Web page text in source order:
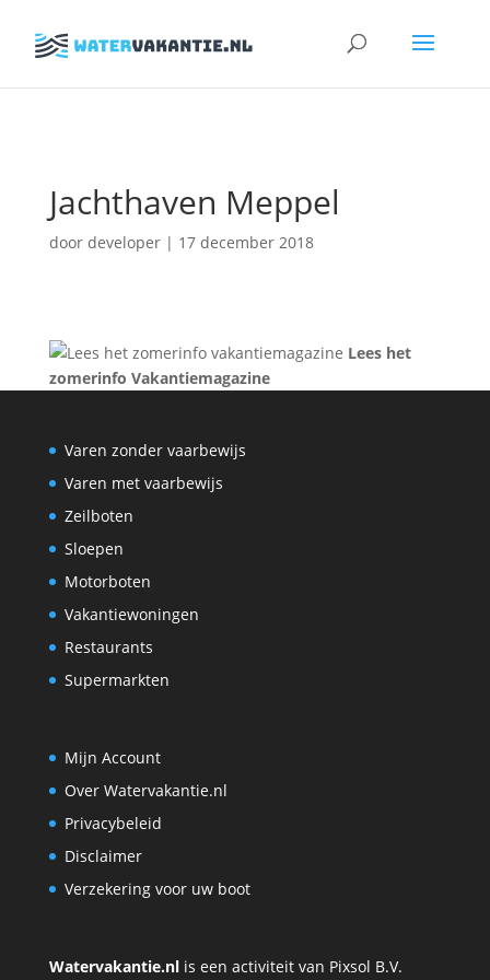
Zoeken
Jachthaven Meppel
door developer| 17 december 2018
Lees het
zomerinfo Vakantiemagazine
Varen zonder vaarbewijs
Varen met vaarbewijs
Zeilboten
Sloepen
Motorboten
Vakantiewoningen
Restaurants
Supermarkten
Mijn Account
Over Watervakantie.nl
Privacybeleid
Disclaimer
Verzekering voor uw boot
Watervakantie.nl is een activiteit van Pixsol B.V.